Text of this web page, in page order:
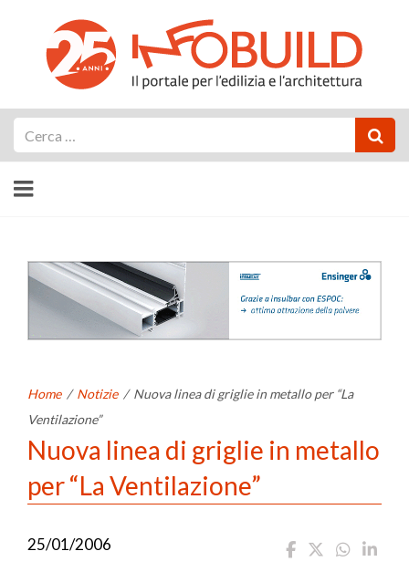
Home / Notizie / Nuova linea di griglie in metallo per “La
Ventilazione”
Nuova linea di griglie in metallo
per “La Ventilazione”
25/01/2006